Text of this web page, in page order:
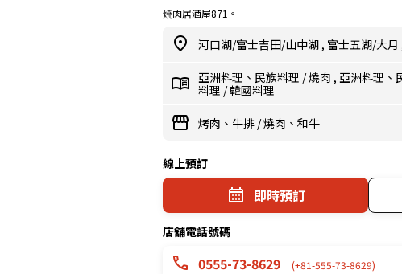
焼肉居酒屋871。
河口湖/富士吉田/山中湖 , 富士五湖/大月
亞洲料理、民族料理 /燒肉 , 亞洲料理、
料理 /韓國料理
烤肉、牛排 /燒肉、和牛
線上預訂
即時預訂
店舖電話號碼
0555-73-8629 (+81-555-73-8629)